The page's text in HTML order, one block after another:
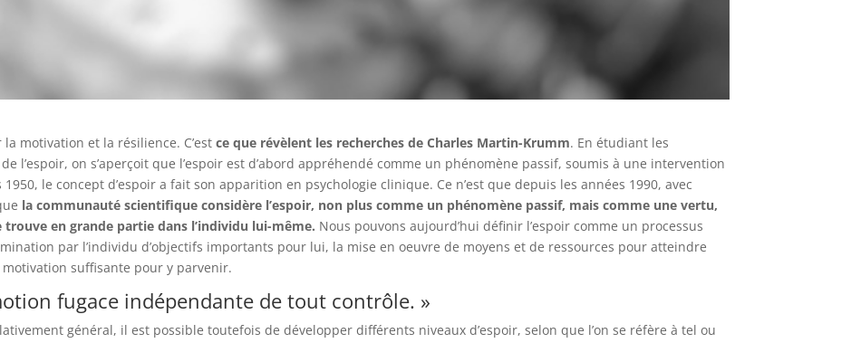
la motivation et la résilience. C’estce que révèlent les recherches de Charles Martin-Krumm. En étudiant les
l’espoir, on s’aperçoit que l’espoir est d’abord appréhendé comme un phénomène passif, soumis à une intervention
le concept d’espoir a fait son apparition en psychologie clinique. Ce n’est que depuis les années 1990, avec
la communauté scientifique considère l’espoir, non plus comme un phénomène passif, mais comme une vertu,
trouve en grande partie dans l’individu lui-même. Nous pouvons aujourd’hui définir l’espoir comme un processus
par l’individu d’objectifs importants pour lui, la mise en oeuvre de moyens et de ressources pour atteindre
suffisante pour y parvenir.
fugace indépendante de tout contrôle. »
général, il est possible toutefois de développer différents niveaux d’espoir, selon que l’on se réfère à tel ou